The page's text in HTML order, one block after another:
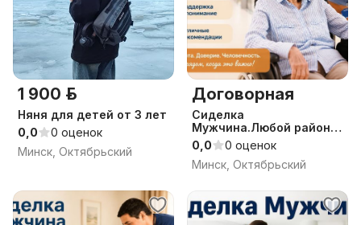
1 900 р.
Няня для детей от 3 лет
0,0
0 оценок
Минск, Октябрьский
Договорная
Сиделка
Мужчина.Любой район и
график.Без посредников.
0,0
0 оценок
Минск, Октябрьский